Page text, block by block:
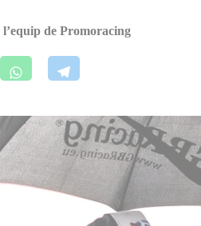
de Promoracing